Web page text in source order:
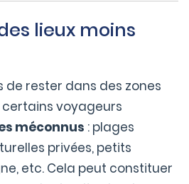
lieux moins
de rester dans des zones
voyageurs
méconnus : plages
privées, petits
etc. Cela peut constituer